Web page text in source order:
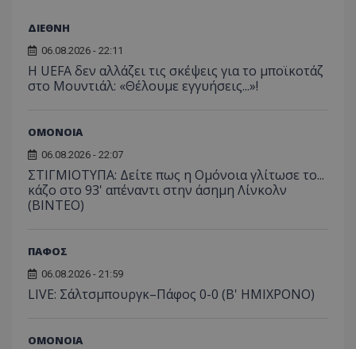
ΔΙΕΘΝΗ
06.08.2026 - 22:11
Η UEFA δεν αλλάζει τις σκέψεις για το μποϊκοτάζ
στο Μουντιάλ: «Θέλουμε εγγυήσεις...»!
ΟΜΟΝΟΙΑ
06.08.2026 - 22:07
ΣΤΙΓΜΙΟΤΥΠΑ: Δείτε πως η Ομόνοια γλίτωσε το...
κάζο στο 93' απέναντι στην άσημη Λίνκολν
(ΒΙΝΤΕΟ)
ΠΑΦΟΣ
06.08.2026 - 21:59
LIVE: Σάλτσμπουργκ–Πάφος 0-0 (Β' ΗΜΙΧΡΟΝΟ)
ΟΜΟΝΟΙΑ